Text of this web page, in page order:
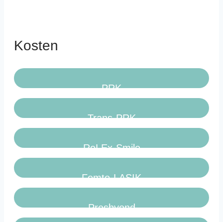
Kosten
PRK
Trans-PRK
ReLEx-Smile
Femto-LASIK
Presbyond